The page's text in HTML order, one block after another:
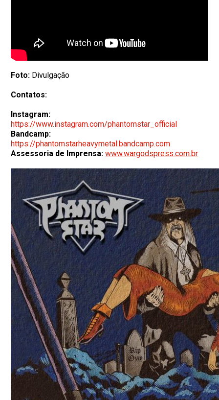
Foto: Divulgação
Contatos:
Instagram:
https://www.instagram.com/phantomstar_official
Bandcamp:
https://phantomstarheavymetal.bandcamp.com
Assessoria de Imprensa:www.wargodspress.com.br